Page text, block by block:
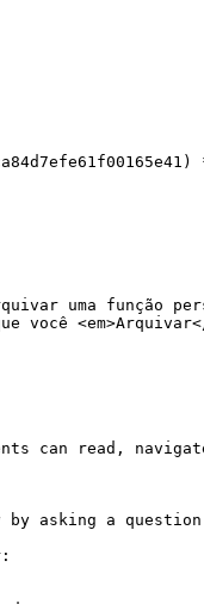
você
can read,
asking a